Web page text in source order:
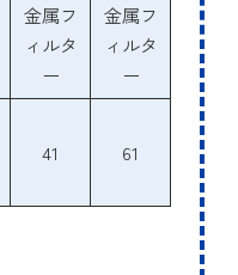
金属フ
ィルタ
ー
金属フ
ィルタ
ー
41 61